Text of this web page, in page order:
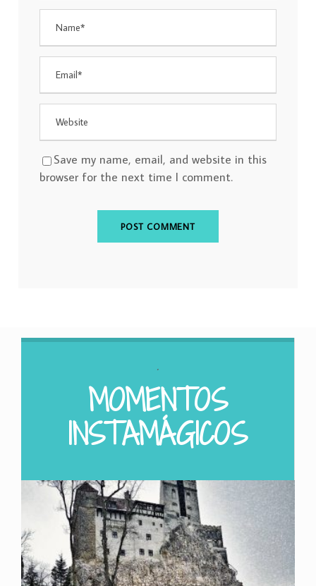
Save my name, email, and website in this
browser for the next time I comment.
.
MOMENTOS
INSTAMÁGICOS